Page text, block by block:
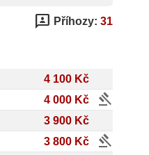
3p Příhozy: 31
4 100 Kč
4 000 Kč gavel
3 900 Kč
3 800 Kč gavel